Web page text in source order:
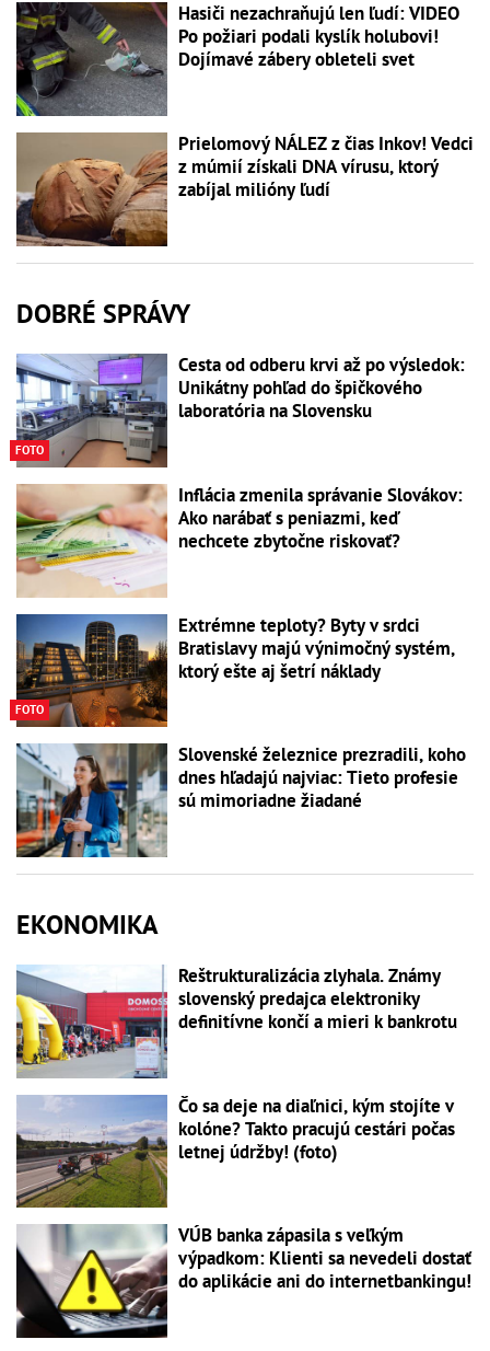
Hasiči nezachraňujú len ľudí: VIDEO
Po požiari podali kyslík holubovi!
Dojímavé zábery obleteli svet
Prielomový NÁLEZ z čias Inkov! Vedci
z múmií získali DNA vírusu, ktorý
zabíjal milióny ľudí
DOBRÉ SPRÁVY
FOTO
Cesta od odberu krvi až po výsledok:
Unikátny pohľad do špičkového
laboratória na Slovensku
Inflácia zmenila správanie Slovákov:
Ako narábať s peniazmi, keď
nechcete zbytočne riskovať?
FOTO
Extrémne teploty? Byty v srdci
Bratislavy majú výnimočný systém,
ktorý ešte aj šetrí náklady
Slovenské železnice prezradili, koho
dnes hľadajú najviac: Tieto profesie
sú mimoriadne žiadané
EKONOMIKA
Reštrukturalizácia zlyhala. Známy
slovenský predajca elektroniky
definitívne končí a mieri k bankrotu
Čo sa deje na diaľnici, kým stojíte v
kolóne? Takto pracujú cestári počas
letnej údržby! (foto)
VÚB banka zápasila s veľkým
výpadkom: Klienti sa nevedeli dostať
do aplikácie ani do internetbankingu!